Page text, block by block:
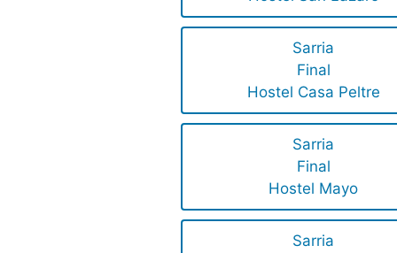
Sarria
Final
Hostel Casa Peltre
Sarria
Final
Hostel Mayo
Sarria